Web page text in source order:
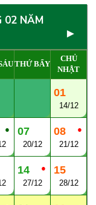
02 NĂM
►
THỨ BẨY
CHỦ
NHẬT
01
14/12
● 07
20/12
●
08
21/12
●
14
27/12
15
28/12